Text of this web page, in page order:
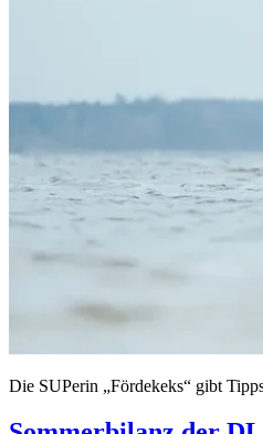
Die SUPerin „Fördekeks“ gibt